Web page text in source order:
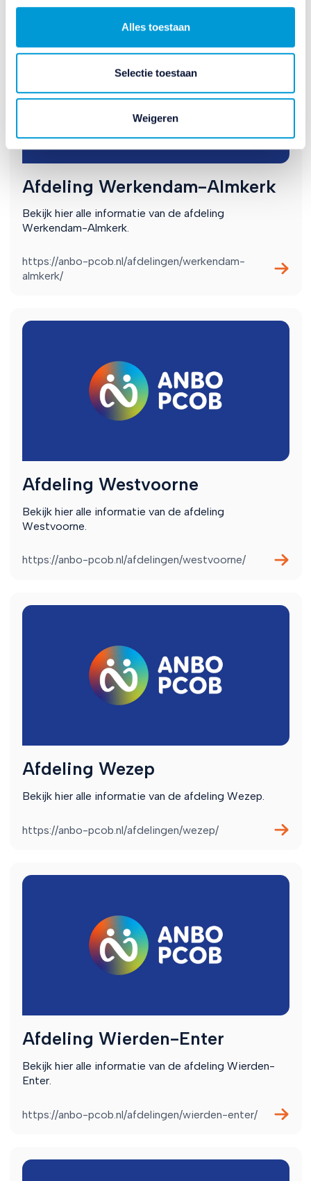
Alles toestaan
Selectie toestaan
Weigeren
Afdeling Werkendam-Almkerk
Bekijk hier alle informatie van de afdeling
Werkendam-Almkerk.
https://anbo-pcob.nl/afdelingen/werkendam-
almkerk/
Afdeling Westvoorne
Bekijk hier alle informatie van de afdeling
Westvoorne.
https://anbo-pcob.nl/afdelingen/westvoorne/
Afdeling Wezep
Bekijk hier alle informatie van de afdeling Wezep.
https://anbo-pcob.nl/afdelingen/wezep/
Afdeling Wierden-Enter
Bekijk hier alle informatie van de afdeling Wierden-
Enter.
https://anbo-pcob.nl/afdelingen/wierden-enter/